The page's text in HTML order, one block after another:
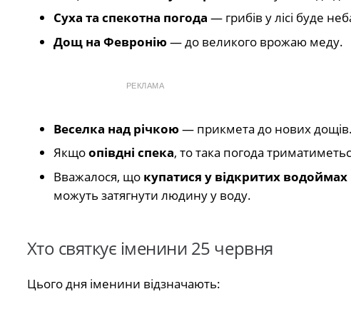
Суха та спекотна погода — грибів у лісі буде
Дощ на Февронію— до великого врожаю меду.
РЕКЛАМА
Веселка над річкою— прикмета до нових дощів.
Якщоопівдні спека, то така погода
Вважалося, що купатися у відкритих водоймах
можуть затягнути людину у воду.
Хто святкує іменини 25 червня
Цього дня іменини відзначають: